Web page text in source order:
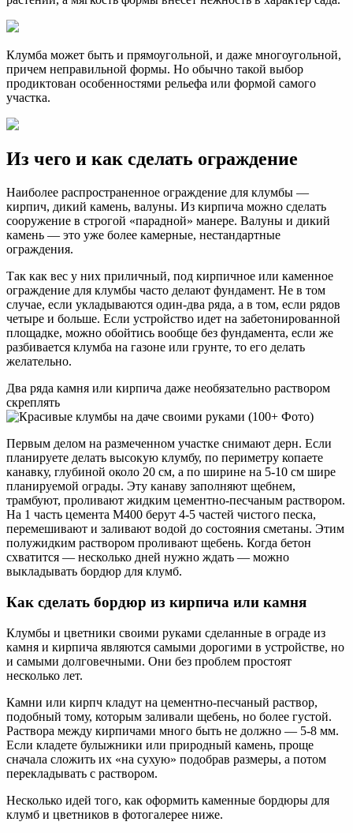
Клумба может быть и прямоугольной, и даже многоугольной,
причем неправильной формы. Но обычно такой выбор
продиктован особенностями рельефа или формой самого
участка.
Из чего и как сделать ограждение
Наиболее распространенное ограждение для клумбы —
кирпич, дикий камень, валуны. Из кирпича можно сделать
сооружение в строгой «парадной» манере. Валуны и дикий
камень — это уже более камерные, нестандартные
ограждения.
Так как вес у них приличный, под кирпичное или каменное
ограждение для клумбы часто делают фундамент. Не в том
случае, если укладываются один-два ряда, а в том, если рядов
четыре и больше. Если устройство идет на забетонированной
площадке, можно обойтись вообще без фундамента, если же
разбивается клумба на газоне или грунте, то его делать
желательно.
Два ряда камня или кирпича даже необязательно раствором
скреплять
Первым делом на размеченном участке снимают дерн. Если
планируете делать высокую клумбу, по периметру копаете
канавку, глубиной около 20 см, а по ширине на 5-10 см шире
планируемой ограды. Эту канаву заполняют щебнем,
трамбуют, проливают жидким цементно-песчаным раствором.
На 1 часть цемента М400 берут 4-5 частей чистого песка,
перемешивают и заливают водой до состояния сметаны. Этим
полужидким раствором проливают щебень. Когда бетон
схватится — несколько дней нужно ждать — можно
выкладывать бордюр для клумб.
Как сделать бордюр из кирпича или камня
Клумбы и цветники своими руками сделанные в ограде из
камня и кирпича являются самыми дорогими в устройстве, но
и самыми долговечными. Они без проблем простоят
несколько лет.
Камни или кирпч кладут на цементно-песчаный раствор,
подобный тому, которым заливали щебень, но более густой.
Раствора между кирпичами много быть не должно — 5-8 мм.
Если кладете булыжники или природный камень, проще
сначала сложить их «на сухую» подобрав размеры, а потом
перекладывать с раствором.
Несколько идей того, как оформить каменные бордюры для
клумб и цветников в фотогалерее ниже.